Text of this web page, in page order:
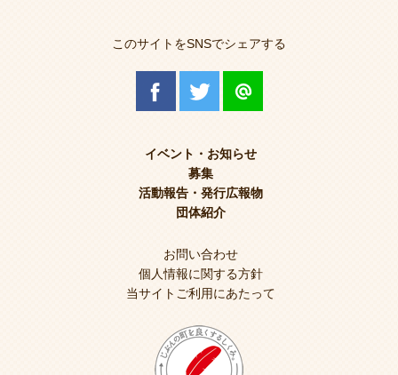
このサイトをSNSでシェアする
イベント・お知らせ
募集
活動報告・発行広報物
団体紹介
お問い合わせ
個人情報に関する方針
当サイトご利用にあたって